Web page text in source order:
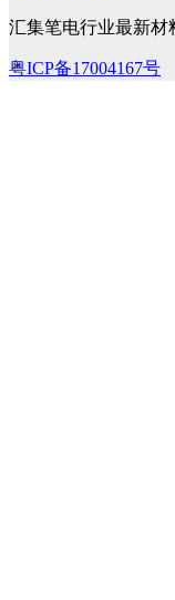
汇集笔电行业最新材
粤ICP备17004167号